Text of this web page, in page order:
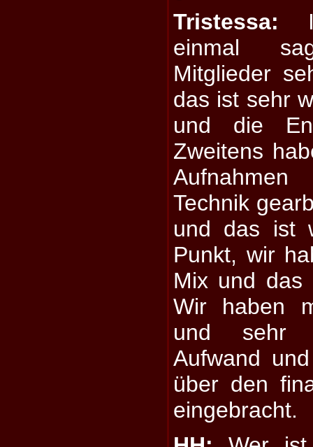
Tristessa:
einmal
Mitglieder
das ist sehr
und die
Zweitens
Technik
und das ist
Punkt, wir
Mix und das
Wir haben
und sehr
Aufwand
über den
eingebracht.